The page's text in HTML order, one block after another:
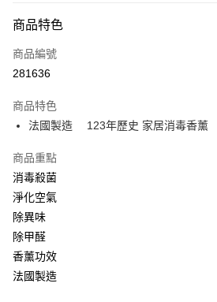
信用卡
AlipayHK
送貨方式
可選擇宅配, 順豐智能櫃, 順豐自提點等 ,
豐自提點點碼便可
每筆HK$30.00，滿HK$500.00或以上免運
免運費
商品特色
商品編號
281636
商品特色
法國製造 123年歷史 家居消毒香薰
商品重點
消毒殺菌
淨化空氣
除異味
除甲醛
香薰功效
法國製造